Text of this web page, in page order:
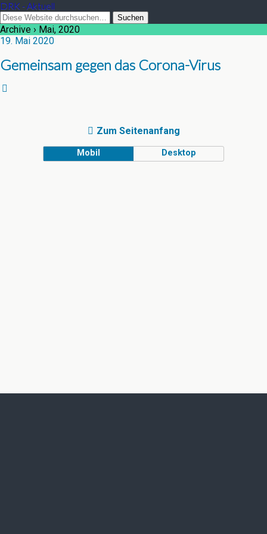
DRK - Aktuell
Archive › Mai, 2020
19. Mai 2020
Gemeinsam gegen das Corona-Virus
Zum Seitenanfang
Mobil Desktop